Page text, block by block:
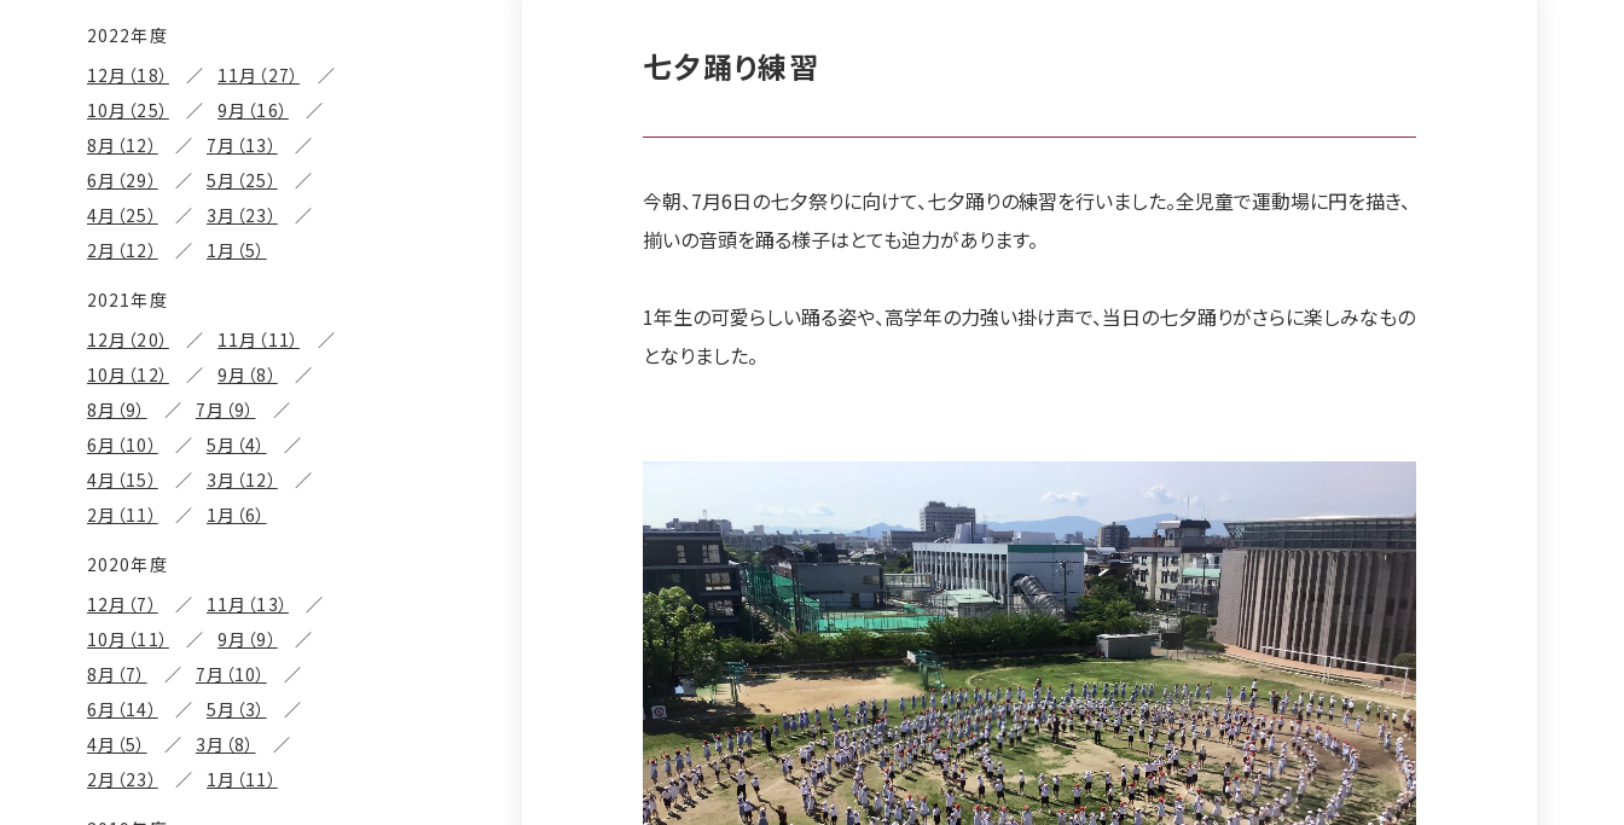
七夕踊り練習
今朝、7月6日の七夕祭りに向けて、七夕踊りの練習を行いました。全児童で運動場に円を描き、
揃いの音頭を踊る様子はとても迫力があります。
1年生の可愛らしい踊る姿や、高学年の力強い掛け声で、当日の七夕踊りがさらに楽しみなもの
となりました。
2022年度
12月（18）
11月（27）
10月（25）
9月（16）
8月（12）
7月（13）
6月（29）
5月（25）
4月（25）
3月（23）
2月（12）
1月（5）
2021年度
12月（20）
11月（11）
10月（12）
9月（8）
8月（9）
7月（9）
6月（10）
5月（4）
4月（15）
3月（12）
2月（11）
1月（6）
2020年度
12月（7）
11月（13）
10月（11）
9月（9）
8月（7）
7月（10）
6月（14）
5月（3）
4月（5）
3月（8）
2月（23）
1月（11）